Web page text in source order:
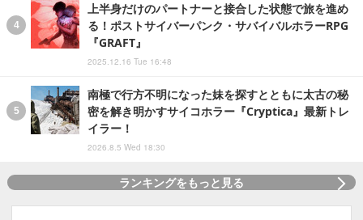
上半身だけのパートナーと接合した状態で旅を進め
る！ポストサイバーパンク・サバイバルホラーRPG
『GRAFT』
2025.12.16 Tue 16:48
南極で行方不明になった妹を探すとともに太古の秘
密を解き明かすサイコホラー『Cryptica』最新トレ
イラー！
2026.8.5 Wed 18:30
ランキングをもっと見る